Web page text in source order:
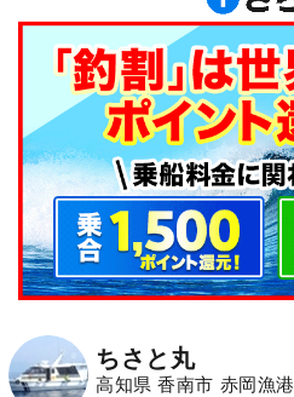
ちさと丸
高知県 香南市 赤岡漁港